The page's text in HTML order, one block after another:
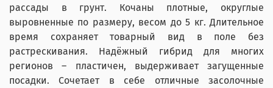
рассады в грунт. Кочаны плотные, округлые
выровненные по размеру, весом до 5 кг. Длительное
время сохраняет товарный вид в поле без
растрескивания. Надёжный гибрид для многих
регионов – пластичен, выдерживает загущенные
посадки. Сочетает в себе отличные засолочные